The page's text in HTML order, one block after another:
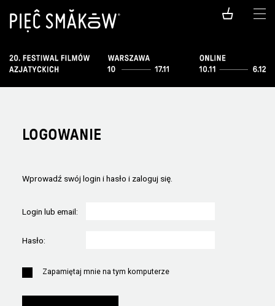
LOGOWANIE
Wprowadź swój login i hasło i zaloguj się.
Login lub email:
Hasło:
Zapamiętaj mnie na tym komputerze